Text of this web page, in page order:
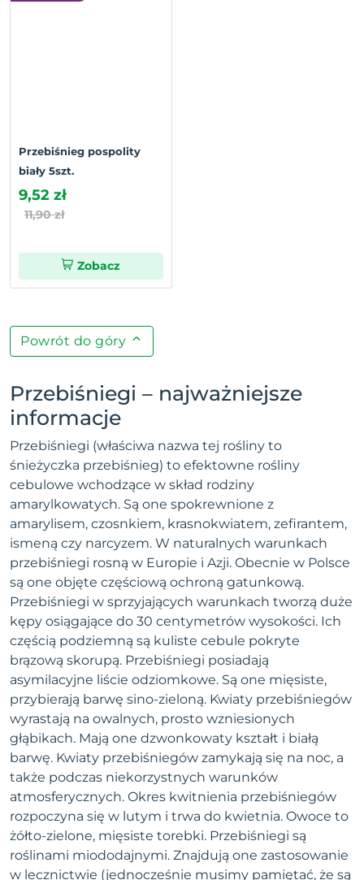
Przebiśnieg pospolity
biały 5szt.
9,52 zł
11,90 zł
Zobacz
Powrót do góry
Przebiśniegi – najważniejsze
informacje
Przebiśniegi (właściwa nazwa tej rośliny to
śnieżyczka przebiśnieg) to efektowne rośliny
cebulowe wchodzące w skład rodziny
amarylkowatych. Są one spokrewnione z
amarylisem, czosnkiem, krasnokwiatem, zefirantem,
ismeną czy narcyzem. W naturalnych warunkach
przebiśniegi rosną w Europie i Azji. Obecnie w Polsce
są one objęte częściową ochroną gatunkową.
Przebiśniegi w sprzyjających warunkach tworzą duże
kępy osiągające do 30 centymetrów wysokości. Ich
częścią podziemną są kuliste cebule pokryte
brązową skorupą. Przebiśniegi posiadają
asymilacyjne liście odziomkowe. Są one mięsiste,
przybierają barwę sino-zieloną. Kwiaty przebiśniegów
wyrastają na owalnych, prosto wzniesionych
głąbikach. Mają one dzwonkowaty kształt i białą
barwę. Kwiaty przebiśniegów zamykają się na noc, a
także podczas niekorzystnych warunków
atmosferycznych. Okres kwitnienia przebiśniegów
rozpoczyna się w lutym i trwa do kwietnia. Owoce to
żółto-zielone, mięsiste torebki. Przebiśniegi są
roślinami miododajnymi. Znajdują one zastosowanie
w lecznictwie (jednocześnie musimy pamiętać, że są